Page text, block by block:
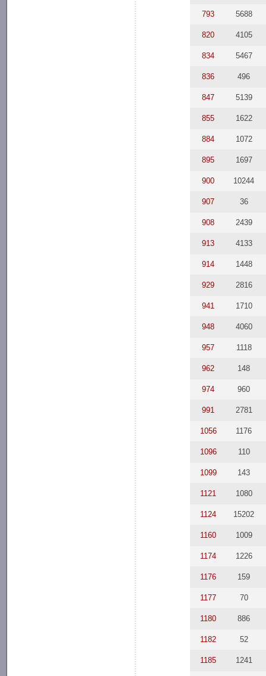
793 5688
820 4105
834 5467
836 496
847 5139
855 1622
884 1072
895 1697
900 10244
907 36
908 2439
913 4133
914 1448
929 2816
941 1710
948 4060
957 1118
962 148
974 960
991 2781
1056 1176
1096 110
1099 143
1121 1080
1124 15202
1160 1009
1174 1226
1176 159
1177 70
1180 886
1182 52
1185 1241